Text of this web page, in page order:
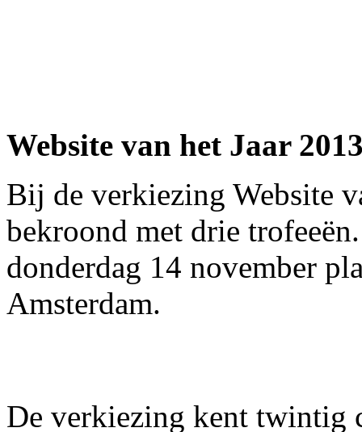
Website van het Jaar
Bij de verkiezing Website
bekroond met drie
donderdag 14 november
Amsterdam.
De verkiezing kent twintig